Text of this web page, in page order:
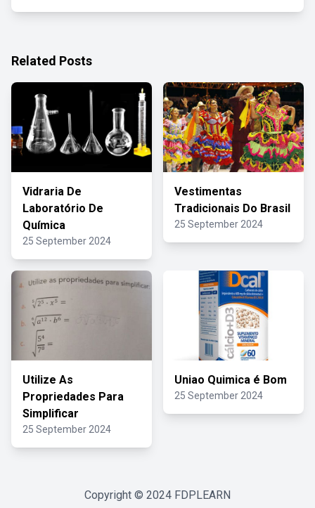
Related Posts
Vidraria De
Laboratório De
Química
25 September 2024
Vestimentas
Tradicionais Do Brasil
25 September 2024
Utilize As
Propriedades Para
Simplificar
25 September 2024
Uniao Quimica é Bom
25 September 2024
Copyright © 2024 FDPLEARN